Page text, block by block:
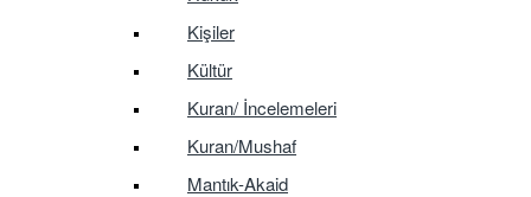
Kişiler
Kültür
Kuran/ İncelemeleri
Kuran/Mushaf
Mantık-Akaid